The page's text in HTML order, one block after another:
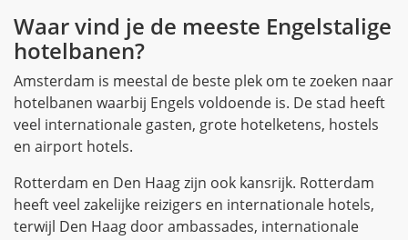
Waar vind je de meeste Engelstalige
hotelbanen?
Amsterdam is meestal de beste plek om te zoeken naar
hotelbanen waarbij Engels voldoende is. De stad heeft
veel internationale gasten, grote hotelketens, hostels
en airport hotels.
Rotterdam en Den Haag zijn ook kansrijk. Rotterdam
heeft veel zakelijke reizigers en internationale hotels,
terwijl Den Haag door ambassades, internationale